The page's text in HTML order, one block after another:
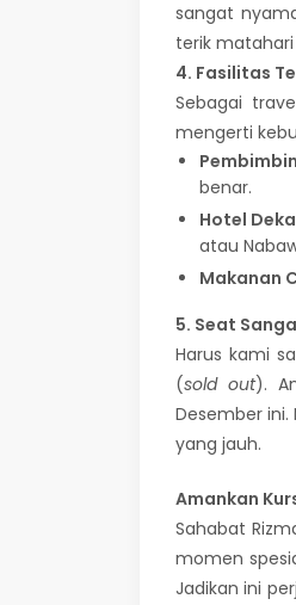
sangat
terik
4. Fasilitas
Sebagai
mengerti
benar.
Hotel
atau
Makanan
5. Seat
Harus kami
(sold out).
Desember
yang jauh.
Amankan
Sahabat
momen
Jadikan ini